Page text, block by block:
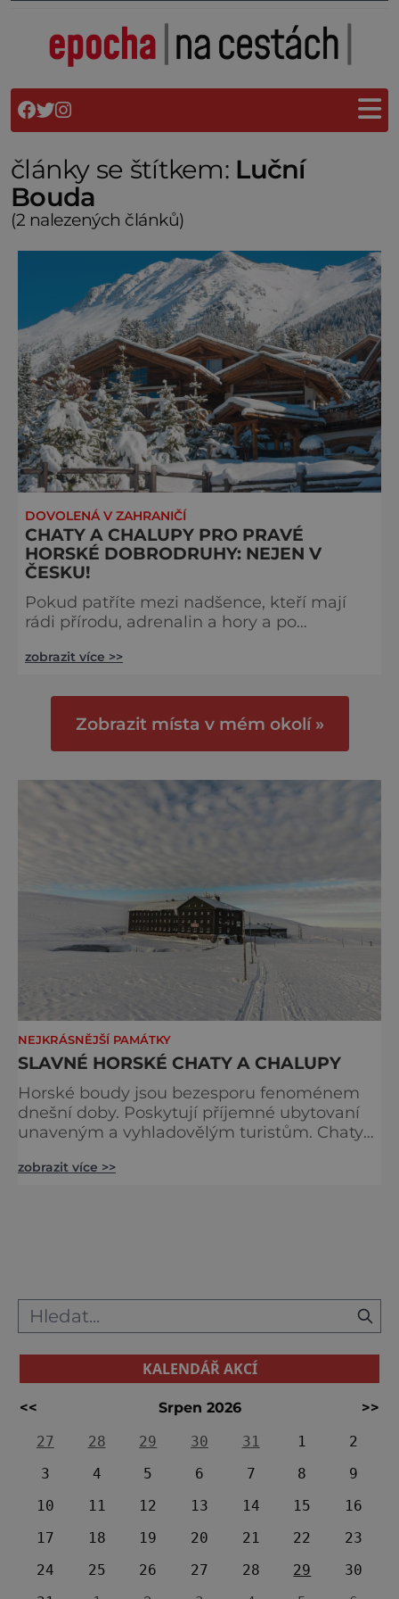
články se štítkem: Luční
Bouda
(2 nalezených článků)
DOVOLENÁ V ZAHRANIČÍ
CHATY A CHALUPY PRO PRAVÉ
HORSKÉ DOBRODRUHY: NEJEN V
ČESKU!
Pokud patříte mezi nadšence, kteří mají
rádi přírodu, adrenalin a hory a po
zaslouženou odměnu, rozhodně jste
Seznámíme vás totiž s nejmalebnějšími
horskými chatami, ke kterým se však
na krásnou krajinu a zasloužený odpočinek
v neobyčejném a krásném prost
zobrazit více >>
Zobrazit místa v mém okolí »
NEJKRÁSNĚJŠÍ PAMÁTKY
SLAVNÉ HORSKÉ CHATY A CHALUPY
Horské boudy jsou bezesporu fenoménem
dnešní doby. Poskytují příjemné ubytovaní
unaveným a vyhladovělým turistům. Chaty
již při kolonizaci hor. Nyní je vyhledávají
zobrazit více >>
KALENDÁŘ AKCÍ
<< Srpen 2026
>>
27
28 29 30 31 1
2
3
4 5 6 7 8
9
10
11 12 13 14 15
16
17
18 19 20 21 22
23
24
25 26 27 28 29
30